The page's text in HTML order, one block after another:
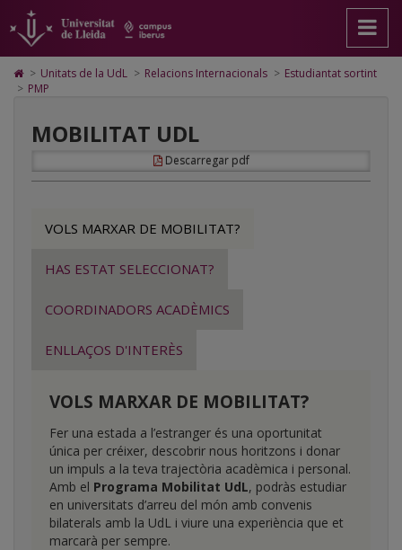
Programa
de
mobilitat
de
UdL
pàgina
principal.
Universitat
contingut
principal
Mapa
Web.
Universitat
Cerca
Accessibilitat.
Universitat
Lleida
Icono
de
página
> Unitats de la UdL > Relacions Internacionals > Estudiantat sortint
> PMP
MOBILITAT UDL
Descarregar pdf
VOLS MARXAR DE MOBILITAT?
HAS ESTAT SELECCIONAT?
COORDINADORS ACADÈMICS
ENLLAÇOS D'INTERÈS
VOLS MARXAR DE MOBILITAT?
Fer una estada a l’estranger és una oportunitat
única per créixer, descobrir nous horitzons i donar
un impuls a la teva trajectòria acadèmica i personal.
Amb el Programa Mobilitat UdL, podràs estudiar
en universitats d’arreu del món amb convenis
bilaterals amb la UdL i viure una experiència que et
marcarà per sempre.